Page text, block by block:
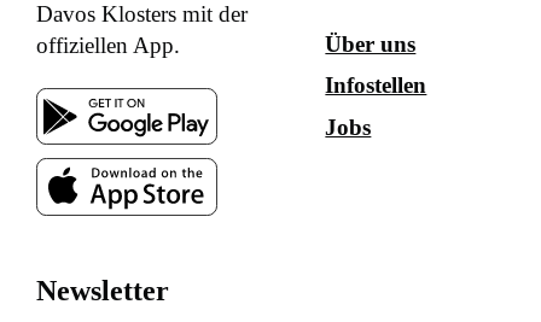
Davos Klosters mit der
offiziellen App.
Über uns
Infostellen
Jobs
Newsletter